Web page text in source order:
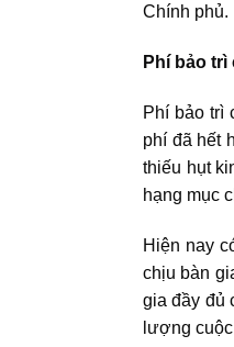
Chính phủ.
Phí bảo
Phí bảo trì
phí đã hết
thiếu hụt
hạng mục
Hiện nay
chịu bàn
gia đầy đủ
lượng